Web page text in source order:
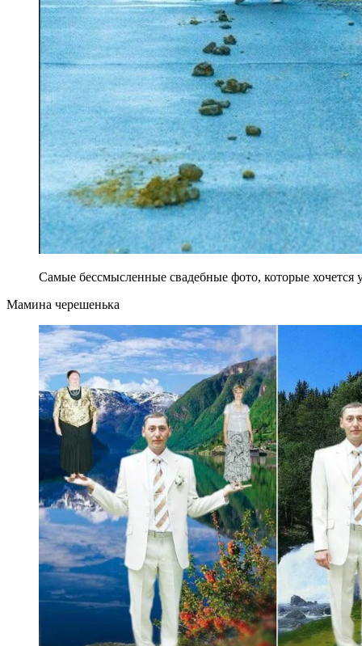
Самые бессмысленные свадебные фото, которые хочется
Мамина черешенька